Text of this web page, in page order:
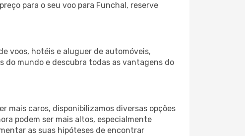
para o seu voo para Funchal, reserve
voos, hotéis e aluguer de automóveis,
mundo e descubra todas as vantagens do
mais caros, disponibilizamos diversas opções
podem ser mais altos, especialmente
as suas hipóteses de encontrar